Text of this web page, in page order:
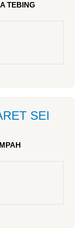
TEBING
SEI